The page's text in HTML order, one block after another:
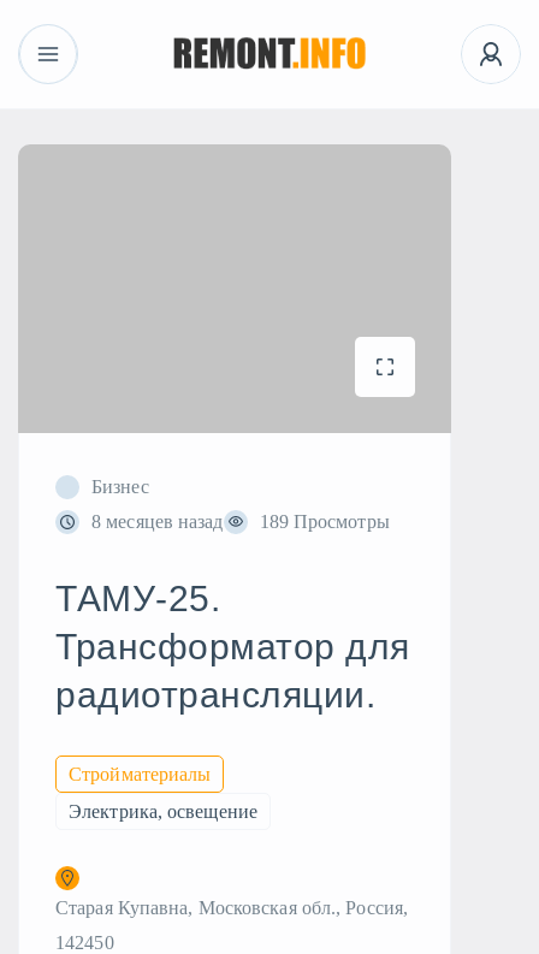
Бизнес
8 месяцев назад
189 Просмотры
ТАМУ-25.
Трансформатор для
радиотрансляции.
Стройматериалы
Электрика, освещение
Старая Купавна, Московская обл., Россия,
142450